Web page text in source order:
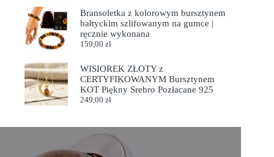
Bransoletka z kolorowym bursztynem
bałtyckim szlifowanym na gumce |
ręcznie wykonana
159,00 zł
WISIOREK ZŁOTY z
CERTYFIKOWANYM Bursztynem
KOT Piękny Srebro Pozłacane 925
249,00 zł